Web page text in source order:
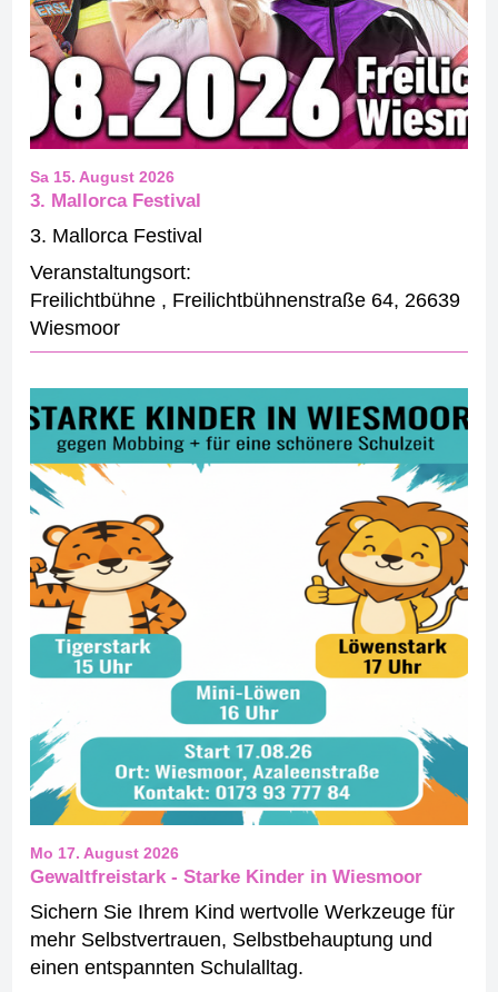
3. Mallorca Festival
Sa 15. August 2026
Veranstaltungsort:
Freilichtbühne , Freilichtbühnenstraße 64, 26639
Wiesmoor
3. Mallorca Festival
Gewaltfreistark - Starke Kinder in Wiesmoor
Mo 17. August 2026
Sichern Sie Ihrem Kind wertvolle Werkzeuge für
mehr Selbstvertrauen, Selbstbehauptung und
einen entspannten Schulalltag.